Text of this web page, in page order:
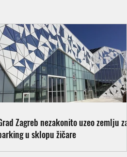
Zagreb nezakonito uzeo zemlju za
u sklopu žičare